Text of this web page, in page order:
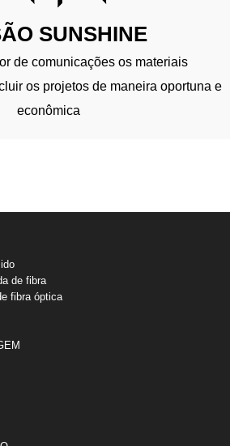
SUNSHINE
de comunicações os materiais
os projetos de maneira oportuna e
econômica
de fibra
fibra óptica